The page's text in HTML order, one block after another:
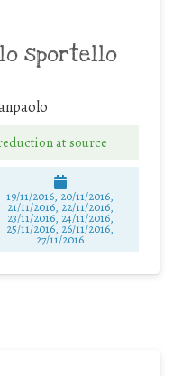
sportello
at source
19/11/2016, 20/11/2016,
21/11/2016, 22/11/2016,
23/11/2016, 24/11/2016,
25/11/2016, 26/11/2016,
27/11/2016